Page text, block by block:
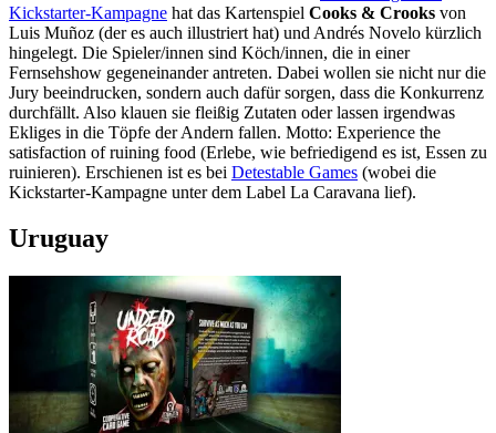
Kickstarter-Kampagne hat das Kartenspiel Cooks & Crooks von
Luis Muñoz (der es auch illustriert hat) und Andrés Novelo kürzlich
hingelegt. Die Spieler/innen sind Köch/innen, die in einer
Fernsehshow gegeneinander antreten. Dabei wollen sie nicht nur die
Jury beeindrucken, sondern auch dafür sorgen, dass die Konkurrenz
durchfällt. Also klauen sie fleißig Zutaten oder lassen irgendwas
Ekliges in die Töpfe der Andern fallen. Motto: Experience the
satisfaction of ruining food (Erlebe, wie befriedigend es ist, Essen zu
ruinieren). Erschienen ist es bei Detestable Games (wobei die
Kickstarter-Kampagne unter dem Label La Caravana lief).
Uruguay